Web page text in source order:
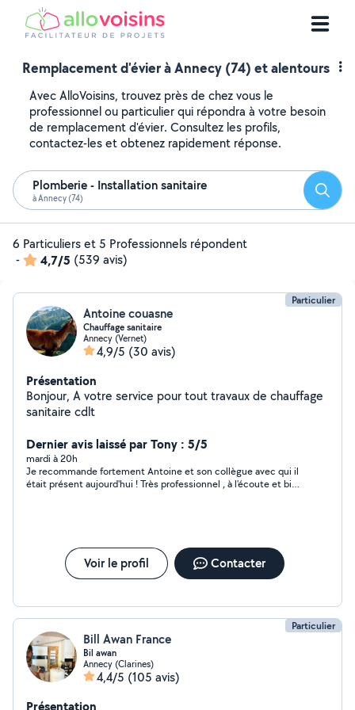
Remplacement d'évier à Annecy (74) et alentours
Avec AlloVoisins, trouvez près de chez vous le
professionnel ou particulier qui répondra à votre besoin
de remplacement d'évier. Consultez les profils,
contactez-les et obtenez rapidement réponse.
Plomberie - Installation sanitaire
à Annecy (74)
6 Particuliers et 5 Professionnels répondent
-
4,7/5 (539 avis)
Particulier
Antoine couasne
Chauffage sanitaire
Annecy (Vernet)
4,9/5 (30 avis)
Présentation
Bonjour, A votre service pour tout travaux de chauffage
sanitaire cdlt
Dernier avis laissé par Tony : 5/5
mardi à 20h
Je recommande fortement Antoine et son collègue avec qui il
était présent aujourd'hui ! Très professionnel , à l'écoute et bien
Voir le profil Contacter
Particulier
Bill Awan France
Bil awan
Annecy (Clarines)
4,4/5 (105 avis)
Présentation